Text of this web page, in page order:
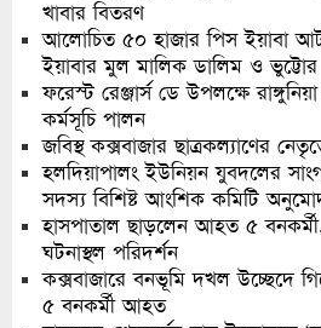
খাবার বিতরণ
আলোচিত ৫০ হাজার পিস ইয়াবা
ইয়াবার মুল মালিক ডালিম ও ভুট্টোর
ফরেস্ট রেঞ্জার্স ডে উপলক্ষে
কর্মসূচি পালন
জবিস্থ কক্সবাজার ছাত্রকল্যাণের
হলদিয়াপালং ইউনিয়ন যুবদলের
সদস্য বিশিষ্ট আংশিক কমিটি
হাসপাতাল ছাড়লেন আহত ৫
ঘটনাস্থল পরিদর্শন
কক্সবাজারে বনভূমি দখল উচ্ছেদে
৫ বনকর্মী আহত